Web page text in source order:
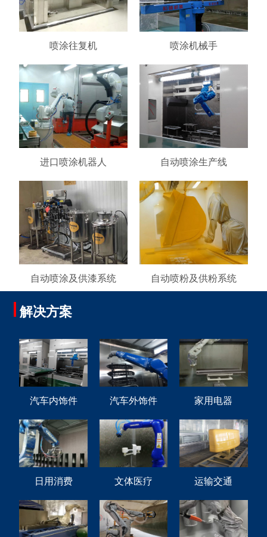
喷涂往复机 喷涂机械手
进口喷涂机器人 自动喷涂生产线
自动喷涂及供漆系统 自动喷粉及供粉系统
解决方案
汽车内饰件 汽车外饰件 家用电器
日用消费 文体医疗 运输交通